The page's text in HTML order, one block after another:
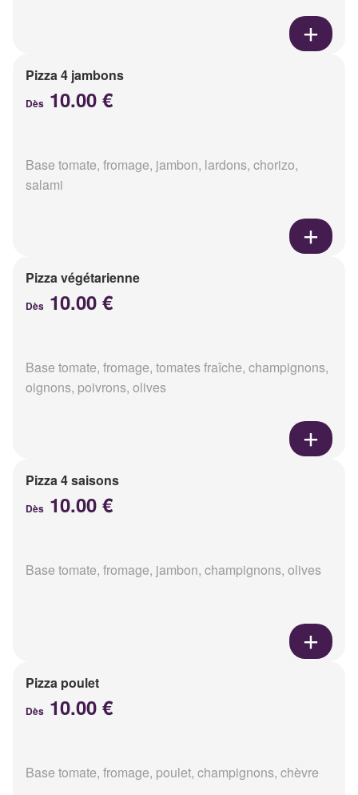
Pizza 4 jambons
Dès 10.00 €
Base tomate, fromage, jambon, lardons, chorizo,
salami
Pizza végétarienne
Dès 10.00 €
Base tomate, fromage, tomates fraîche, champignons,
oignons, poivrons, olives
Pizza 4 saisons
Dès 10.00 €
Base tomate, fromage, jambon, champignons, olives
Pizza poulet
Dès 10.00 €
Base tomate, fromage, poulet, champignons, chèvre